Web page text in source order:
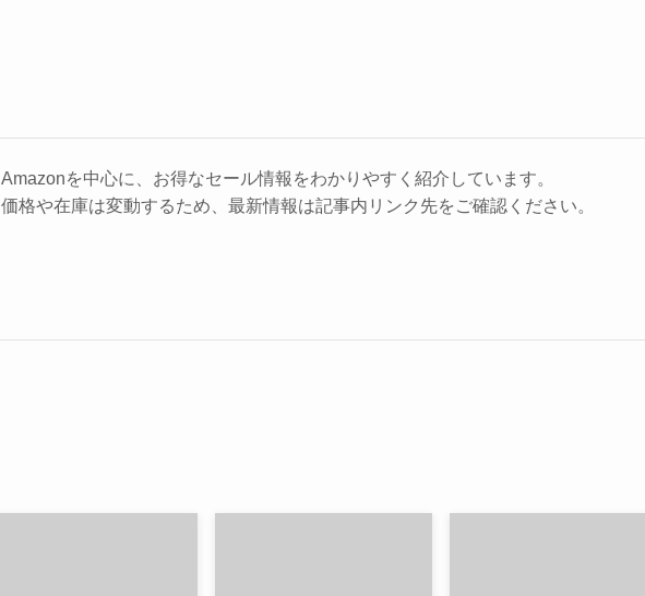
Amazonを中心に、お得なセール情報をわかりやすく紹介しています。
価格や在庫は変動するため、最新情報は記事内リンク先をご確認ください。